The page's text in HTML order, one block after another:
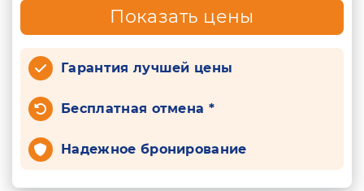
Показать цены
Гарантия лучшей цены
Бесплатная отмена *
Надежное бронирование